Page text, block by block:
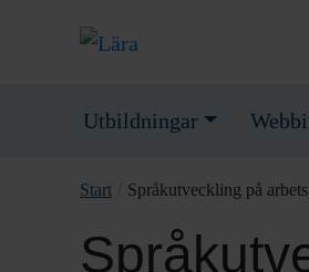
Utbildningar
Start Språkutveckling på